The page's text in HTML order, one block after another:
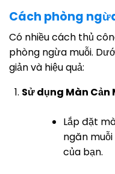
Cách phòng
Có nhiều cách thủ
phòng ngừa muỗi.
giản và hiệu quả:
Sử dụng Màn Cản
Lắp đặt
ngăn
của bạn.